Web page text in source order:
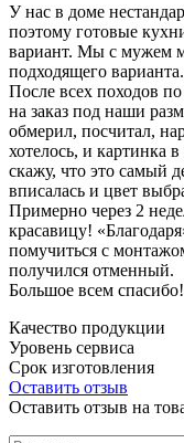
У нас в доме
поэтому готовые
вариант. Мы с мужем
подходящего варианта.
После всех походов
на заказ под наши
обмерил, посчитал,
хотелось, и картинка
скажу, что это самый
вписалась и цвет
Примерно через 2
красавицу!
помучиться с
получился отменный.
Большое всем
Качество продукции
Уровень сервиса
Срок изготовления
Оставить отзыв
Оставить отзыв на